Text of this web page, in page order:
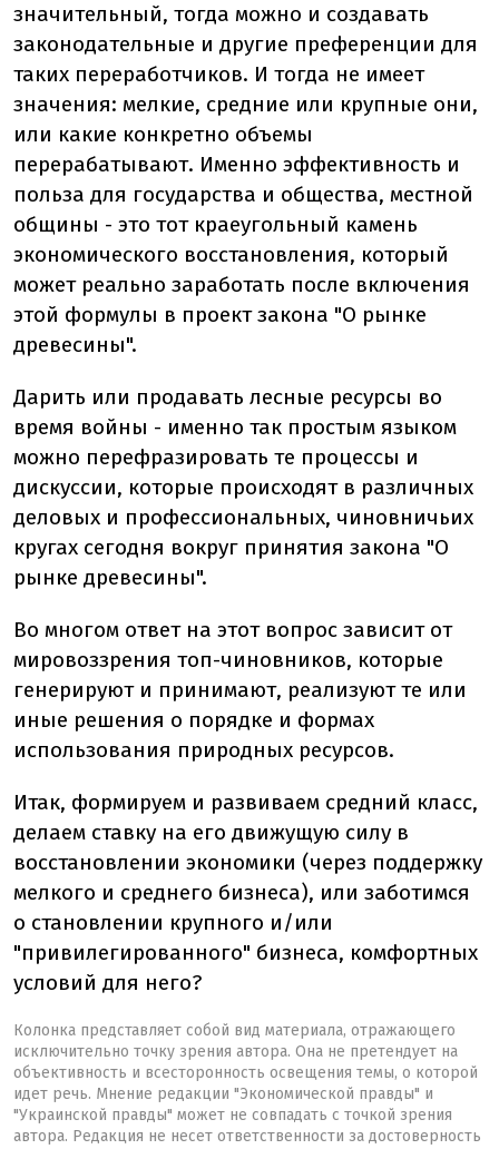
значительный, тогда можно и создавать
законодательные и другие преференции для
таких переработчиков. И тогда не имеет
значения: мелкие, средние или крупные они,
или какие конкретно объемы
перерабатывают. Именно эффективность и
польза для государства и общества, местной
общины - это тот краеугольный камень
экономического восстановления, который
может реально заработать после включения
этой формулы в проект закона "О рынке
древесины".
Дарить или продавать лесные ресурсы во
время войны - именно так простым языком
можно перефразировать те процессы и
дискуссии, которые происходят в различных
деловых и профессиональных, чиновничьих
кругах сегодня вокруг принятия закона "О
рынке древесины".
Во многом ответ на этот вопрос зависит от
мировоззрения топ-чиновников, которые
генерируют и принимают, реализуют те или
иные решения о порядке и формах
использования природных ресурсов.
Итак, формируем и развиваем средний класс,
делаем ставку на его движущую силу в
восстановлении экономики (через поддержку
мелкого и среднего бизнеса), или заботимся
о становлении крупного и/или
"привилегированного" бизнеса, комфортных
условий для него?
Колонка представляет собой вид материала, отражающего
исключительно точку зрения автора. Она не претендует на
объективность и всесторонность освещения темы, о которой
идет речь. Мнение редакции "Экономической правды" и
"Украинской правды" может не совпадать с точкой зрения
автора. Редакция не несет ответственности за достоверность